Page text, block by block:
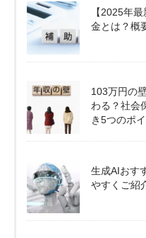
【2025年
金とは？概
103万円の
わる？社会
き5つのポ
生成AIおす
やすくご紹